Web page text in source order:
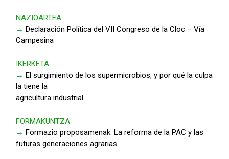
NAZIOARTEA
→ Declaración Política del VII Congreso de la Cloc – Vía
Campesina
IKERKETA
→ El surgimiento de los supermicrobios, y por qué la culpa
la tiene la
agricultura industrial
FORMAKUNTZA
→ Formazio proposamenak: La reforma de la PAC y las
futuras generaciones agrarias